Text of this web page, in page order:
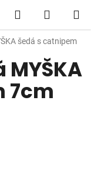
Hledat
KOŠÍK
šedá s catnipem
MYŠKA
7cm